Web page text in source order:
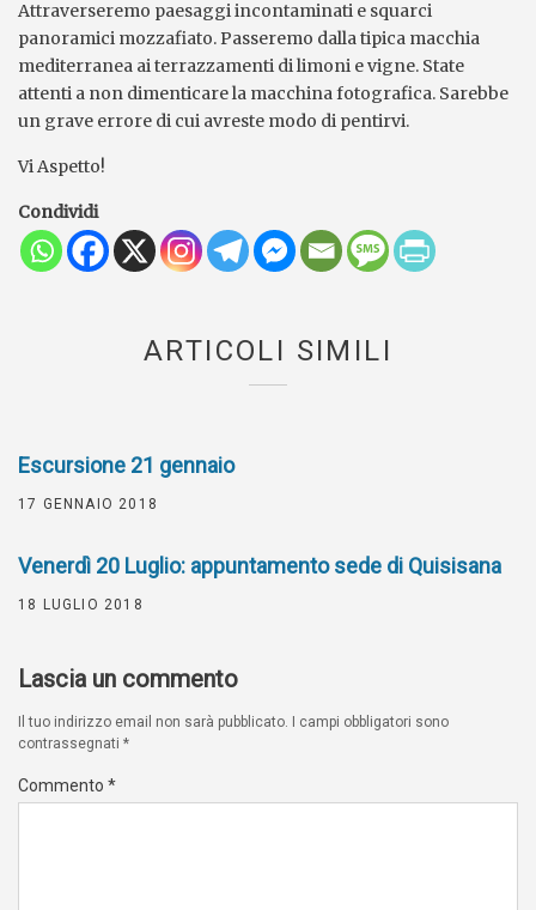
Attraverseremo paesaggi incontaminati e squarci
panoramici mozzafiato. Passeremo dalla tipica macchia
mediterranea ai terrazzamenti di limoni e vigne. State
attenti a non dimenticare la macchina fotografica. Sarebbe
un grave errore di cui avreste modo di pentirvi.
Vi Aspetto!
Condividi
ARTICOLI SIMILI
Escursione 21 gennaio
17 GENNAIO 2018
Venerdì 20 Luglio: appuntamento sede di Quisisana
18 LUGLIO 2018
Lascia un commento
Il tuo indirizzo email non sarà pubblicato. I campi obbligatori sono
contrassegnati *
Commento *